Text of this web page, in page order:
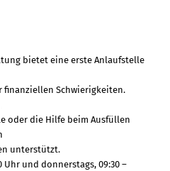
bietet eine erste Anlaufstelle
Schwierigkeiten.
oder die Hilfe beim Ausfüllen
unterstützt.
Uhr und donnerstags, 09:30 –